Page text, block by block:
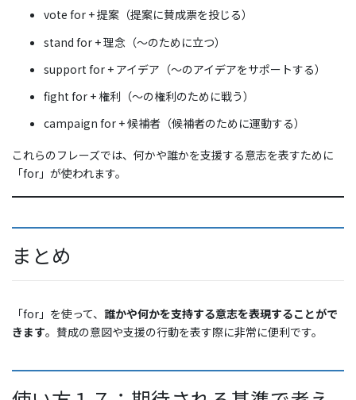
vote for + 提案（提案に賛成票を投じる）
stand for + 理念（〜のために立つ）
support for + アイデア（〜のアイデアをサポートする）
fight for + 権利（〜の権利のために戦う）
campaign for + 候補者（候補者のために運動する）
これらのフレーズでは、何かや誰かを支援する意志を表すために
「for」が使われます。
まとめ
「for」を使って、 誰かや何かを支持する意志を表現することがで
きます。賛成の意図や支援の行動を表す際に非常に便利です。